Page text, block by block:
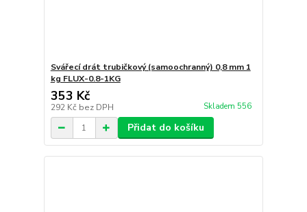
Svářecí drát trubičkový (samoochranný) 0,8 mm 1
kg FLUX-0.8-1KG
353 Kč
292 Kč bez DPH Skladem 556
Přidat do košíku